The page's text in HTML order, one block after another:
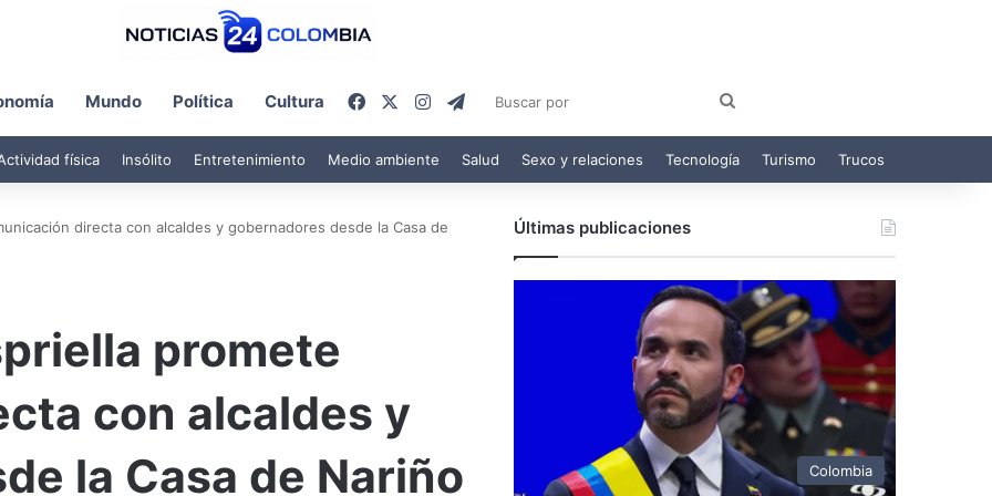
Mundo Política Cultura FacebookInstagram
Telegram
por
física Insólito Entretenimiento Medio ambiente Salud Sexo y relaciones Tecnología Turismo Trucos
directa con alcaldes y gobernadores desde la Casa de
promete
con alcaldes y
la Casa de Nariño
Últimas publicaciones
Colombia